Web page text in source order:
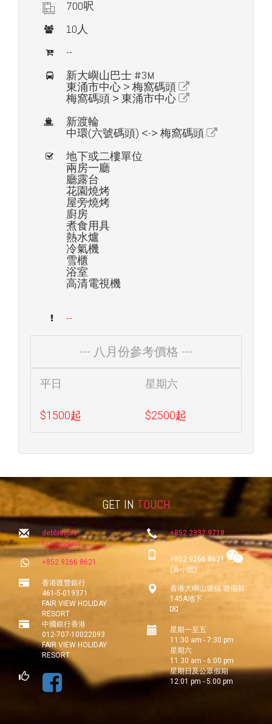
700呎
10人
--
新大嶼山巴士 #3M
東涌市中心 > 梅窩碼頭
梅窩碼頭 > 東涌市中心
新渡輪
中環(六號碼頭) <-> 梅窩碼頭
地下或二樓單位
兩房一廳
廳露台
花園燒烤
屋旁燒烤
廚房
煮食用具
熱水爐
冷氣機
雪櫃
浴室
高清電視機
--
--- 八月份參考價格 ---
平日 星期六
$1500起 $2500起
GET IN TOUCH
debbie@fv-
holiday.com
+852 9266 8621
香港匯豐銀行
461-5-019371
FAIR VIEW HOLIDAY
RESORT
中國銀行香港
012-707-10022093
FAIR VIEW HOLIDAY
RESORT
+852 2332 9718
+852 9266 8621
(吳小姐)
香港大嶼山塘福 塘福邨
145A地下
星期一至五
11:30 am - 7:30 pm
星期六
11:30 am - 6:00 pm
星期日及公眾假期
12:01 pm - 5:00 pm